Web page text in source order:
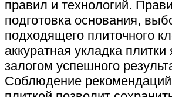
правил и технологий.
подготовка основания,
подходящего плиточного
аккуратная укладка
залогом успешного
Соблюдение рекомендаций